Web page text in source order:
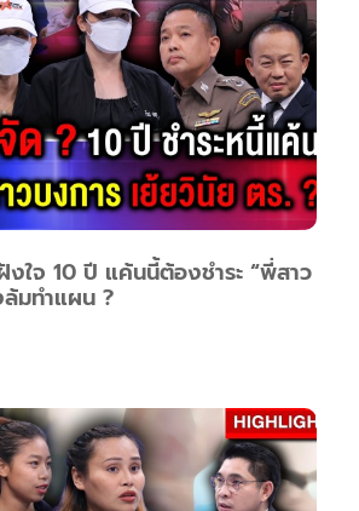
งใจ 10 ปี แค้นนี้ต้องชำระ “พี่สาว
มทำแผน ?